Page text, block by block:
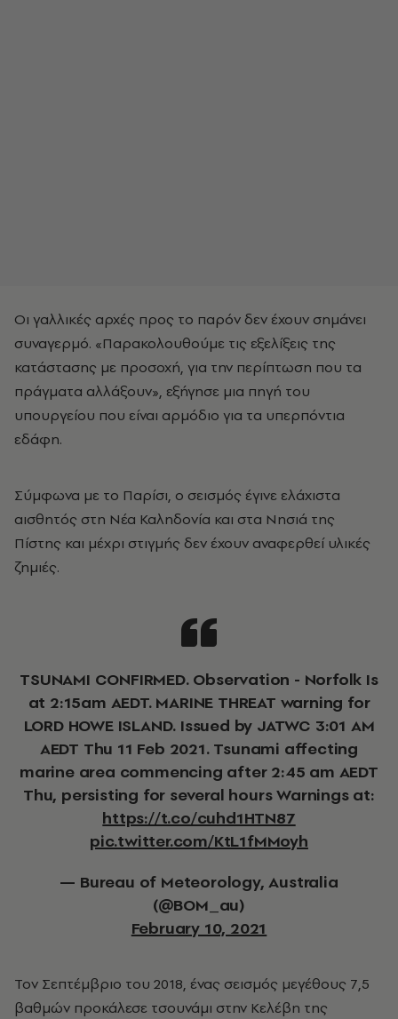
Οι γαλλικές αρχές προς το παρόν δεν έχουν σημάνει
συναγερμό. «Παρακολουθούμε τις εξελίξεις της
κατάστασης με προσοχή, για την περίπτωση που τα
πράγματα αλλάξουν», εξήγησε μια πηγή του
υπουργείου που είναι αρμόδιο για τα υπερπόντια
εδάφη.
Σύμφωνα με το Παρίσι, ο σεισμός έγινε ελάχιστα
αισθητός στη Νέα Καληδονία και στα Νησιά της
Πίστης και μέχρι στιγμής δεν έχουν αναφερθεί υλικές
ζημιές.
TSUNAMI CONFIRMED. Observation - Norfolk Is
at 2:15am AEDT. MARINE THREAT warning for
LORD HOWE ISLAND. Issued by JATWC 3:01 AM
AEDT Thu 11 Feb 2021. Tsunami affecting
marine area commencing after 2:45 am AEDT
Thu, persisting for several hours Warnings at:
https://t.co/cuhd1HTN87
pic.twitter.com/KtL1fMMoyh
— Bureau of Meteorology, Australia
(@BOM_au)
February 10, 2021
Τον Σεπτέμβριο του 2018, ένας σεισμός μεγέθους 7,5
βαθμών προκάλεσε τσουνάμι στην Κελέβη της